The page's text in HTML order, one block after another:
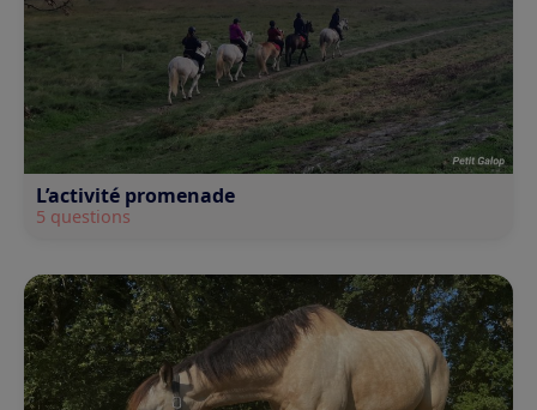
L’activité promenade
5 questions